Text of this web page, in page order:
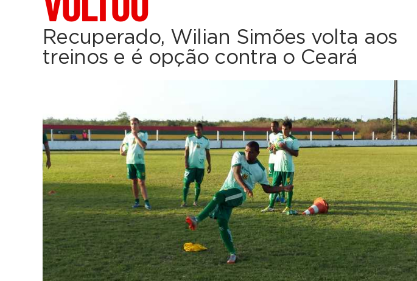
Recuperado, Wilian Simões volta aos
treinos e é opção contra o Ceará